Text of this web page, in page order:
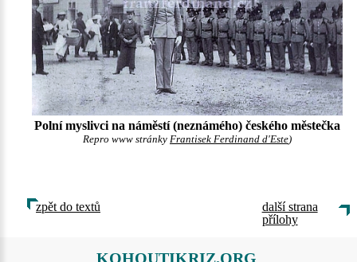
Polní myslivci na náměstí (neznámého) českého městečka
Repro www stránky Frantisek Ferdinand d'Este)
zpět do textů
další strana
přílohy
KOHOUTIKRIZ.ORG